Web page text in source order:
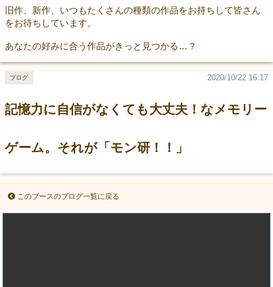
旧作、新作、いつもたくさんの種類の作品をお持ちして皆さん
をお待ちしています。
あなたの好みに合う作品がきっと見つかる…？
記憶力に自信がなくても大丈夫！なメモリー
ゲーム。それが「モン研！！」
2020/10/22 16:17
ブログ
このブースのブログ一覧に戻る